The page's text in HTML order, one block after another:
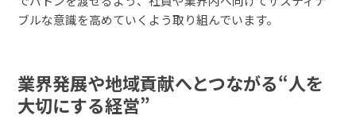
ブルな意識を高めていくよう取り組んでいます。
業界発展や地域貢献へとつながる“人を
大切にする経営”